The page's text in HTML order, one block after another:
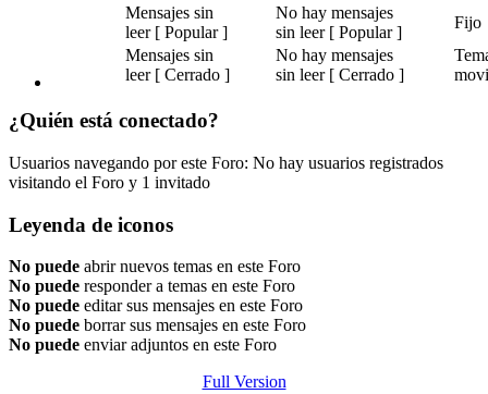
Mensajes sin
leer [ Popular ]
No hay mensajes
sin leer [ Popular ]
Fijo
Mensajes sin
leer [ Cerrado ]
No hay mensajes
sin leer [ Cerrado ]
¿Quién está conectado?
Usuarios navegando por este Foro: No hay usuarios registrados
visitando el Foro y 1 invitado
Leyenda de iconos
No puede abrir nuevos temas en este Foro
No puede responder a temas en este Foro
No puede editar sus mensajes en este Foro
No puede borrar sus mensajes en este Foro
No puede enviar adjuntos en este Foro
Full Version